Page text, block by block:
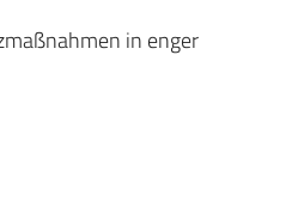
in enger